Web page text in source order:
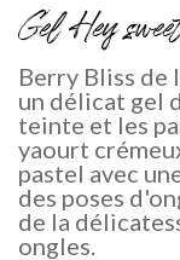
Gel Hey
Berry Bliss de
un délicat gel
teinte et les
yaourt
pastel avec
des poses
de la
ongles.